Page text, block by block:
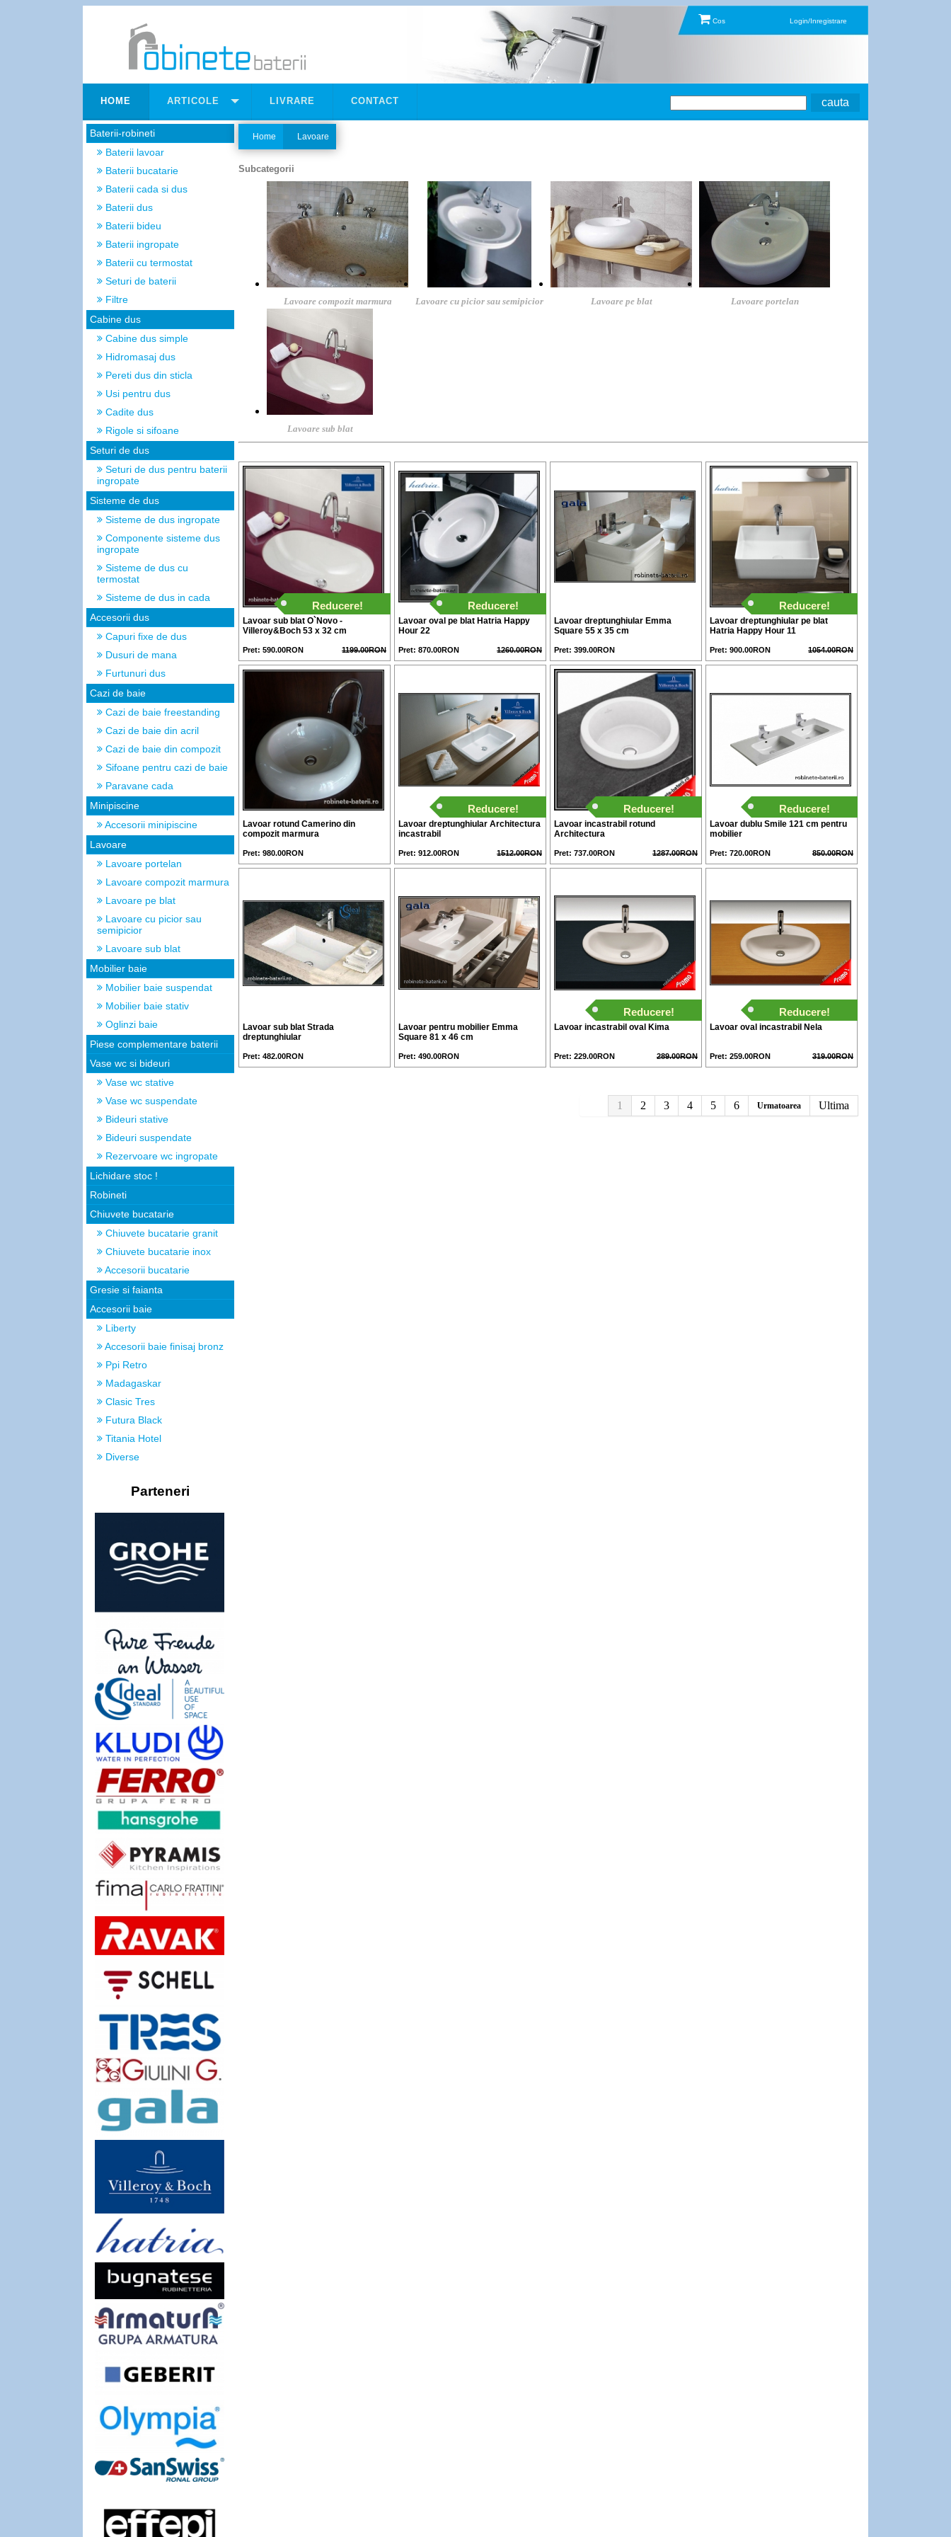
Cos Login/Inregistrare
HOME ARTICOLE LIVRARE CONTACT
Baterii-robineti
Baterii lavoar
Baterii bucatarie
Baterii cada si dus
Baterii dus
Baterii bideu
Baterii ingropate
Baterii cu termostat
Seturi de baterii
Filtre
Cabine dus
Cabine dus simple
Hidromasaj dus
Pereti dus din sticla
Usi pentru dus
Cadite dus
Rigole si sifoane
Seturi de dus
Seturi de dus pentru baterii
ingropate
Sisteme de dus
Sisteme de dus ingropate
Componente sisteme dus
ingropate
Sisteme de dus cu
termostat
Sisteme de dus in cada
Accesorii dus
Capuri fixe de dus
Dusuri de mana
Furtunuri dus
Cazi de baie
Cazi de baie freestanding
Cazi de baie din acril
Cazi de baie din compozit
Sifoane pentru cazi de baie
Paravane cada
Minipiscine
Accesorii minipiscine
Lavoare
Lavoare portelan
Lavoare compozit marmura
Lavoare pe blat
Lavoare cu picior sau
semipicior
Lavoare sub blat
Mobilier baie
Mobilier baie suspendat
Mobilier baie stativ
Oglinzi baie
Piese complementare baterii
Vase wc si bideuri
Vase wc stative
Vase wc suspendate
Bideuri stative
Bideuri suspendate
Rezervoare wc ingropate
Lichidare stoc !
Robineti
Chiuvete bucatarie
Chiuvete bucatarie granit
Chiuvete bucatarie inox
Accesorii bucatarie
Gresie si faianta
Accesorii baie
Liberty
Accesorii baie finisaj bronz
Ppi Retro
Madagaskar
Clasic Tres
Futura Black
Titania Hotel
Diverse
Parteneri
Home Lavoare
Subcategorii
Lavoare compozit marmura Lavoare cu picior sau semipicior Lavoare pe blat Lavoare portelan
Lavoare sub blat
Reducere!
Lavoar sub blat O`Novo -
Villeroy&Boch 53 x 32 cm
Pret: 590.00RON 1199.00RON
Reducere!
Lavoar oval pe blat Hatria Happy
Hour 22
Pret: 870.00RON 1260.00RON
Lavoar dreptunghiular Emma
Square 55 x 35 cm
Pret: 399.00RON
Reducere!
Lavoar dreptunghiular pe blat
Hatria Happy Hour 11
Pret: 900.00RON 1054.00RON
Lavoar rotund Camerino din
compozit marmura
Pret: 980.00RON
Reducere!
Lavoar dreptunghiular Architectura
incastrabil
Pret: 912.00RON 1512.00RON
Reducere!
Lavoar incastrabil rotund
Architectura
Pret: 737.00RON 1287.00RON
Reducere!
Lavoar dublu Smile 121 cm pentru
mobilier
Pret: 720.00RON 850.00RON
Lavoar sub blat Strada
dreptunghiular
Pret: 482.00RON
Lavoar pentru mobilier Emma
Square 81 x 46 cm
Pret: 490.00RON
Reducere!
Lavoar incastrabil oval Kima
Pret: 229.00RON 289.00RON
Reducere!
Lavoar oval incastrabil Nela
Pret: 259.00RON 319.00RON
1 2 3 4 5 6 Urmatoarea Ultima